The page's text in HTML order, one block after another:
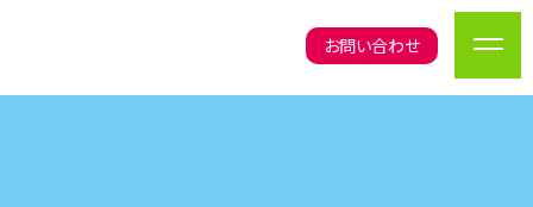
お問い合わせ